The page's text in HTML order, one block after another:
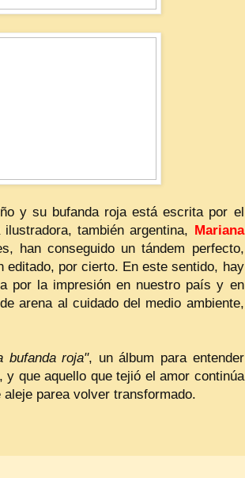
y su bufanda roja está escrita por el
también argentina, Mariana
han conseguido un tándem perfecto,
editado, por cierto. En este sentido, hay
por la impresión en nuestro país y en
arena al cuidado del medio ambiente,
bufanda roja", un álbum para entender
que aquello que tejió el amor continúa
parea volver transformado.